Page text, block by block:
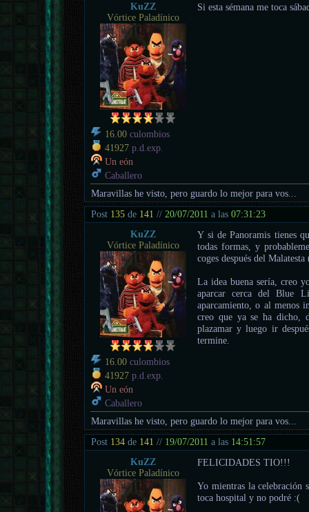
KuZZ
Vórtice Paladínico
16.00 culombios
41927 p.d.exp.
Un eón
Caballero
Si esta sémana me toca
Maravillas he visto, pero guardo lo mejor para vos...
Post 135 de 141 // 20/07/2011 a las07:31:23
KuZZ
Vórtice Paladínico
16.00 culombios
41927 p.d.exp.
Un eón
Caballero
Y si de Panoramis tienes
todas formas, y
coges después del
La idea buena sería, creo
aparcar cerca del Blue
aparcamiento, o al menos
creo que ya se ha dicho,
plazamar y luego ir
termine.
Maravillas he visto, pero guardo lo mejor para vos...
Post 134 de 141 // 19/07/2011 a las 14:51:57
KuZZ
Vórtice Paladínico
FELICIDADES TIO!!!
Yo mientras la celebración
toca hospital y no podré :(